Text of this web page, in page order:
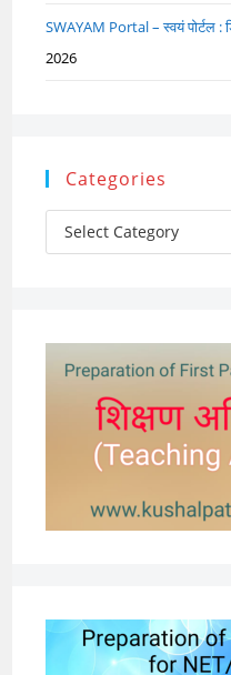
SWAYAM Portal – स्वयं पोर्टल :
2026
Categories
Categories